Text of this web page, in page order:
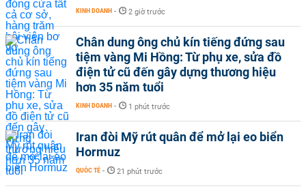
KINH DOANH - 2 giờ trước
Chân dung ông chủ kín tiếng đứng sau
tiệm vàng Mi Hồng: Từ phụ xe, sửa đồ
điện tử cũ đến gây dựng thương hiệu
hơn 35 năm tuổi
KINH DOANH - 1 phút trước
Iran đòi Mỹ rút quân để mở lại eo biển
Hormuz
QUỐC TẾ - 21 phút trước